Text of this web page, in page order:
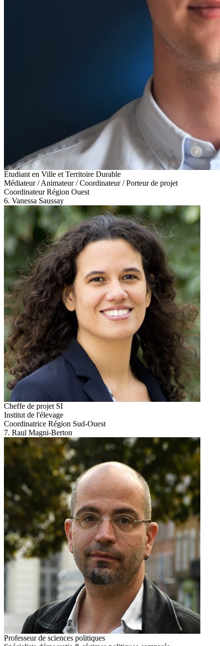
Étudiant en Ville et Territoire Durable
Médiateur / Animateur / Coordinateur / Porteur de projet
Coordinateur Région Ouest
6. Vanessa Saussay
Cheffe de projet SI
Institut de l'élevage
Coordinatrice Région Sud-Ouest
7. Raul Magni-Berton
Professeur de sciences politiques